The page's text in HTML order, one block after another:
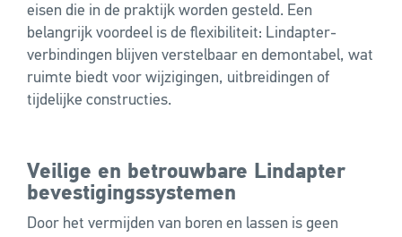
eisen die in de praktijk worden gesteld. Een
belangrijk voordeel is de flexibiliteit: Lindapter-
verbindingen blijven verstelbaar en demontabel, wat
ruimte biedt voor wijzigingen, uitbreidingen of
tijdelijke constructies.
Veilige en betrouwbare Lindapter
bevestigingssystemen
Door het vermijden van boren en lassen is geen